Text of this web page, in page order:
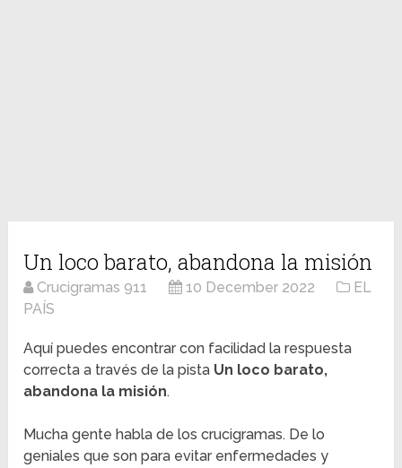
Un loco barato, abandona la misión
Crucigramas 911 10 December 2022
EL
PAÍS
Aquí puedes encontrar con facilidad la respuesta
correcta a través de la pista Un loco barato,
abandona la misión.
Mucha gente habla de los crucigramas. De lo
geniales que son para evitar enfermedades y